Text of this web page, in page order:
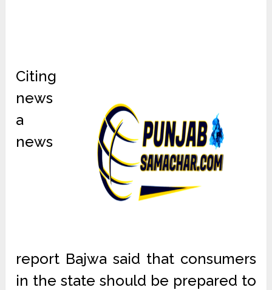
Citing
news
a
news
report Bajwa said that consumers
in the state should be prepared to